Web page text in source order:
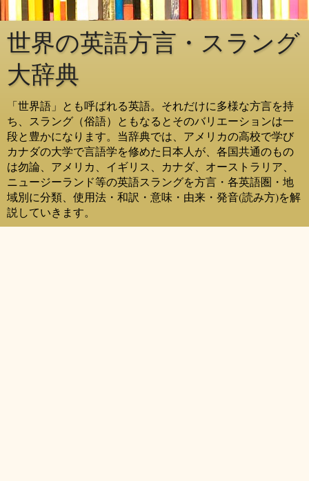
世界の英語方言・スラング
大辞典
「世界語」とも呼ばれる英語。それだけに多様な方言を持
ち、スラング（俗語）ともなるとそのバリエーションは一
段と豊かになります。当辞典では、アメリカの高校で学び
カナダの大学で言語学を修めた日本人が、各国共通のもの
は勿論、アメリカ、イギリス、カナダ、オーストラリア、
ニュージーランド等の英語スラングを方言・各英語圏・地
域別に分類、使用法・和訳・意味・由来・発音(読み方)を解
説していきます。